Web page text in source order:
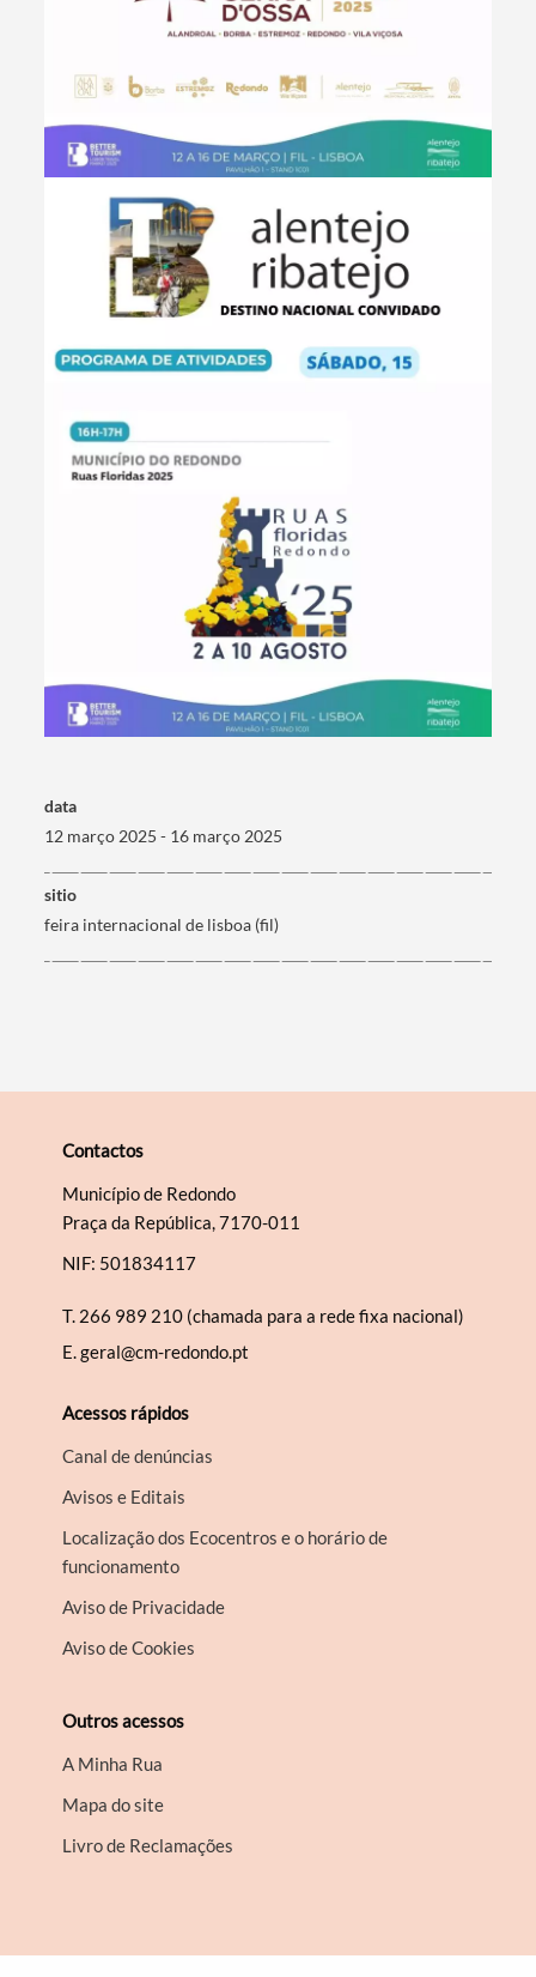
Categorias gerais
Filtros
data
12 março 2025 - 16 março 2025
sitio
feira internacional de lisboa (fil)
Contactos
Município de Redondo
Praça da República, 7170-011
NIF: 501834117
T. 266 989 210 (chamada para a rede fixa nacional)
E.geral@cm-redondo.pt
Acessos rápidos
Canal de denúncias
Avisos e Editais
Localização dos Ecocentros e o horário de
funcionamento
Aviso de Privacidade
Aviso de Cookies
Outros acessos
A Minha Rua
Mapa do site
Livro de Reclamações